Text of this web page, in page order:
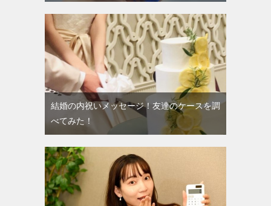
結婚の内祝いメッセージ！友達のケースを調
べてみた！